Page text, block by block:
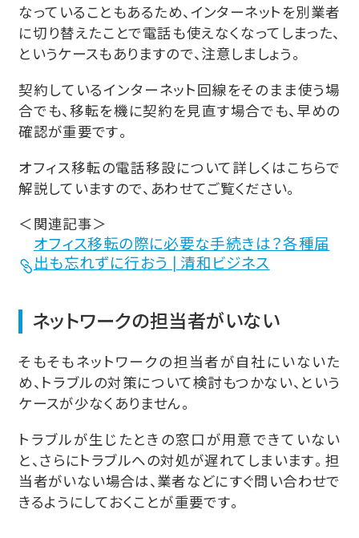
なっていることもあるため、インターネットを別業者
に切り替えたことで電話も使えなくなってしまった、
というケースもありますので、注意しましょう。
契約しているインターネット回線をそのまま使う場
合でも、移転を機に契約を見直す場合でも、早めの
確認が重要です。
オフィス移転の電話移設について詳しくはこちらで
解説していますので、あわせてご覧ください。
＜関連記事＞
オフィス移転の際に必要な手続きは？各種届
出も忘れずに行おう | 清和ビジネス
ネットワークの担当者がいない
そもそもネットワークの担当者が自社にいないた
め、トラブルの対策について検討もつかない、という
ケースが少なくありません。
トラブルが生じたときの窓口が用意できていない
と、さらにトラブルへの対処が遅れてしまいます。担
当者がいない場合は、業者などにすぐ問い合わせで
きるようにしておくことが重要です。